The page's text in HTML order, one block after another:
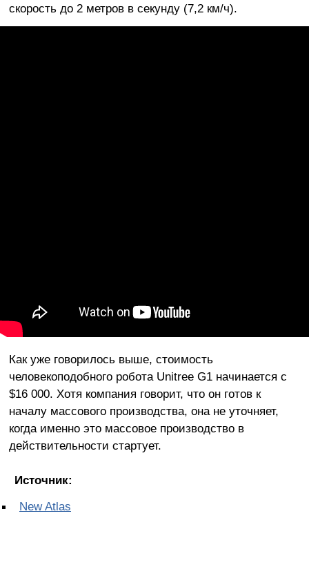
скорость до 2 метров в секунду (7,2 км/ч).
Как уже говорилось выше, стоимость
человекоподобного робота Unitree G1 начинается с
$16 000. Хотя компания говорит, что он готов к
началу массового производства, она не уточняет,
когда именно это массовое производство в
действительности стартует.
Источник:
New Atlas